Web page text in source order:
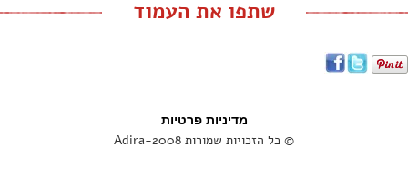
שתפו את העמוד
מדיניות פרטיות
© כל הזכויות שמורות Adira-2008